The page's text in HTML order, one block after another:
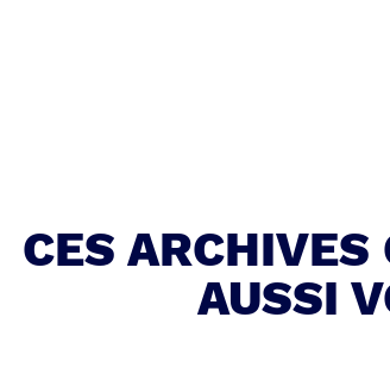
CES ARCHIVES
AUSSI